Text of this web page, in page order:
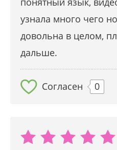
узнала много чего
довольна в целом,
дальше.
Согласен 0